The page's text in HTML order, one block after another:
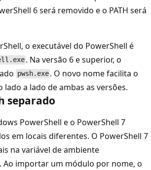
6 será removido e o PATH será
o executável do PowerShell é
. Na versão 6 e superior, o
pwsh.exe . O novo nome facilita o
lado a lado de ambas as versões.
separado
PowerShell e o PowerShell 7
em locais diferentes. O PowerShell 7
na variável de ambiente
. Ao importar um módulo por nome, o